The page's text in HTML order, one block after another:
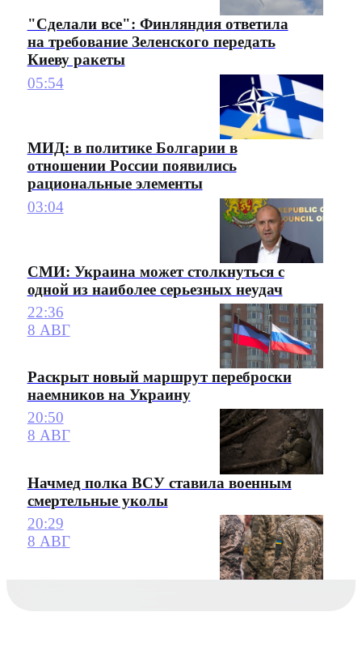
"Сделали все": Финляндия ответила
на требование Зеленского передать
Киеву ракеты
05:54
МИД: в политике Болгарии в
отношении России появились
рациональные элементы
03:04
СМИ: Украина может столкнуться с
одной из наиболее серьезных неудач
22:36
8 АВГ
Раскрыт новый маршрут переброски
наемников на Украину
20:50
8 АВГ
Начмед полка ВСУ ставила военным
смертельные уколы
20:29
8 АВГ